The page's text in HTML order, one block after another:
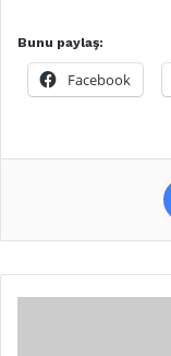
Bunu paylaş:
Facebook